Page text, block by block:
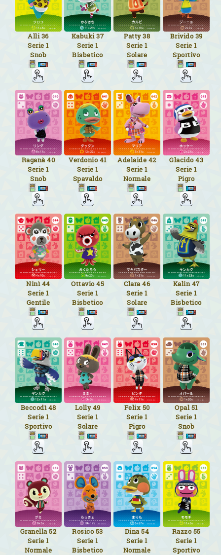
Alli 36
Serie 1
Snob
Kabuki37
Serie 1
Bisbetico
Patty38
Serie 1
Solare
Brivido 39
Serie 1
Sportivo
Raganà40
Serie 1
Snob
Verdonio 41
Serie 1
Spavaldo
Adelaide 42
Serie 1
Normale
Glacido43
Serie 1
Pigro
Ninì 44
Serie 1
Gentile
Ottavio45
Serie 1
Bisbetico
Clara46
Serie 1
Solare
Kalin 47
Serie 1
Bisbetico
Beccodì 48
Serie 1
Sportivo
Lolly 49
Serie 1
Solare
Felix 50
Serie 1
Pigro
Opal 51
Serie 1
Snob
Granella52
Serie 1
Normale
Rosico 53
Serie 1
Bisbetico
Dina54
Serie 1
Normale
Razzo 55
Serie 1
Sportivo